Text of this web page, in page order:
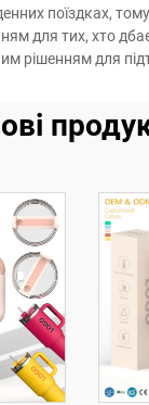
поїздках,
для тих, хто
рішенням для